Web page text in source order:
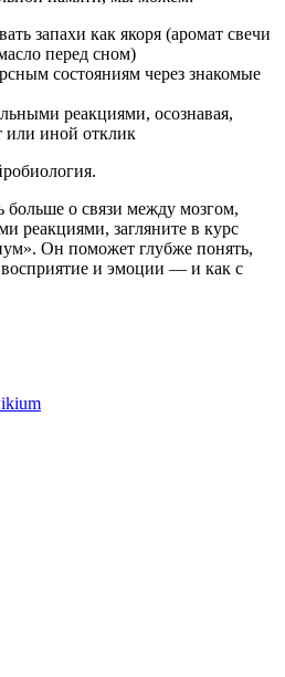
запахи как якоря (аромат свечи
перед сном)
состояниям через знакомые
реакциями, осознавая,
или иной отклик
больше о связи между мозгом,
реакциями, загляните в курс
Он поможет глубже понять,
восприятие и эмоции — и как с